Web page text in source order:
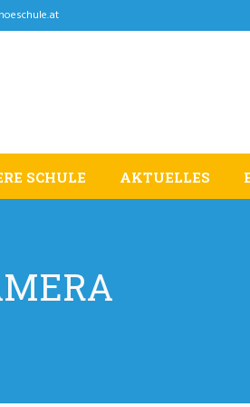
SCHULE AKTUELLES